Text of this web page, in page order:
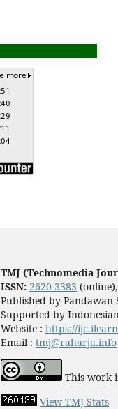
TMJ (Technomedia
ISSN: 2620-3383
Published by Pandawan
Supported by
Website : https://
Email : tmj@raharja.info
This work
View TMJ Stats